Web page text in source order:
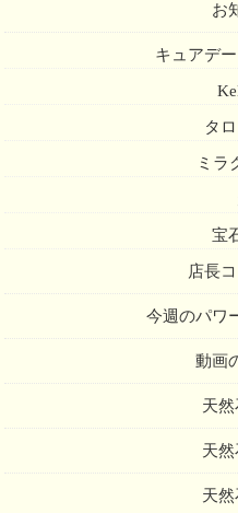
お
キュアデ
タ
ミラ
宝
店長
今週のパワ
動画
天
天
天